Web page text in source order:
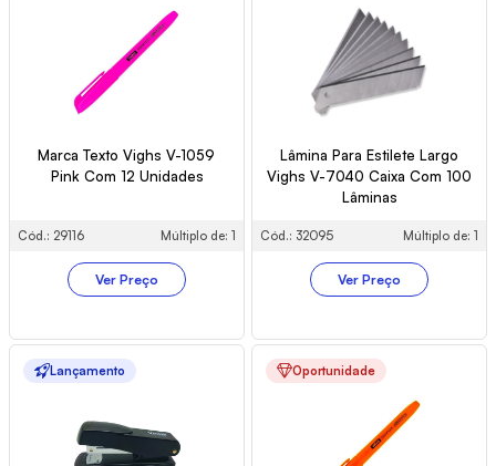
Marca Texto Vighs V-1059
Pink Com 12 Unidades
Cód.: 29116 Múltiplo de: 1
Ver Preço
Lâmina Para Estilete Largo
Vighs V-7040 Caixa Com 100
Lâminas
Cód.: 32095 Múltiplo de: 1
Ver Preço
Lançamento Oportunidade